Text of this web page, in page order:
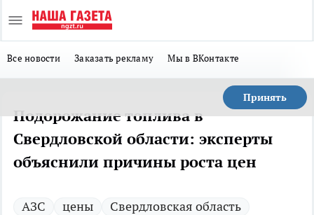
Все новости Заказать рекламу Мы в ВКонтакте
Принять
Подорожание топлива в
Свердловской области: эксперты
объяснили причины роста цен
АЗС цены
Свердловская область